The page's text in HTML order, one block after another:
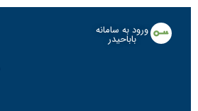
ورود به سامانه
باباحیدر